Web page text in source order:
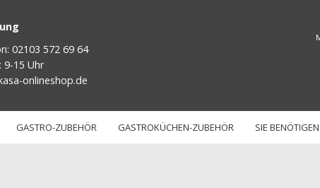
02103 572 69 64
9-15 Uhr
onlineshop.de
GASTRO-ZUBEHÖR GASTROKÜCHEN-ZUBEHÖR SIE